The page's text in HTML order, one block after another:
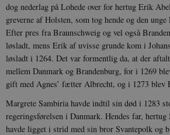
dog nederlag på Lohede over for hertug Erik
greverne af Holsten, som tog hende og den
Efter pres fra Braunschweig og vel også
løsladt, mens Erik af uvisse grunde kom i
løsladt i 1264. Det var formentlig da, at der
mellem Danmark og Brandenburg, for i 1269
gift med Agnes’ fætter Albrecht, og i 1273 blev
Margrete Sambiria havde indtil sin død i 1283
regeringsførelsen i Danmark. Hendes far, hertug
havde ligget i strid med sin bror Svantepolk og